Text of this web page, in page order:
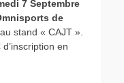
7 Septembre
de
stand « CAJT ».
en